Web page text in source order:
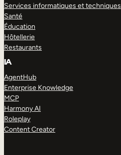
Services informatiques et techniques
Santé
Éducation
Hôtellerie
Restaurants
IA
AgentHub
Enterprise Knowledge
MCP
Harmony AI
Roleplay
Content Creator